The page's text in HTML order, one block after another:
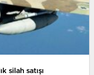
silah satışı